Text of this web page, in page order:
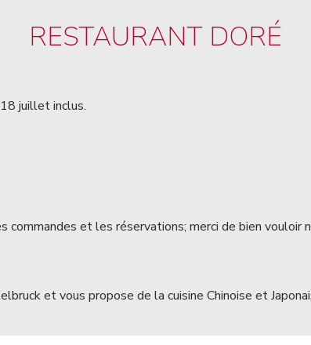
RESTAURANT DORÉ
juillet inclus.
commandes et les réservations; merci de bien
et vous propose de la cuisine Chinoise et